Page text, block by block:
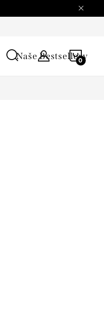
Naše Bestsellery